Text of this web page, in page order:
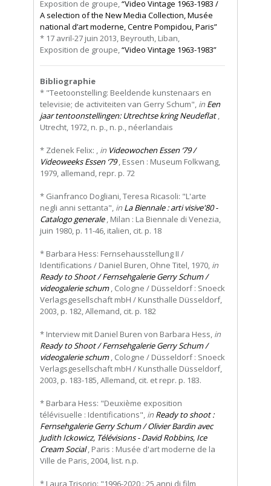
Exposition de groupe,“Video Vintage 1963-1983 /
A selection of the New Media Collection, Musée
national d’art moderne, Centre Pompidou, Paris”
* 17 avril-27 juin 2013, Beyrouth, Liban,
Exposition de groupe,“Video Vintage 1963-1983”
Bibliographie
* "Teetoonstelling: Beeldende kunstenaars en
televisie; de activiteiten van Gerry Schum", in Een
jaar tentoonstellingen: Utrechtse kring Neudeflat,
Utrecht, 1972, n. p., n. p., néerlandais
* Zdenek Felix: , in Videowochen Essen ‘79 /
Videoweeks Essen ‘79, Essen : Museum Folkwang,
1979, allemand, repr. p. 72
* Gianfranco Dogliani, Teresa Ricasoli: "L'arte
negli anni settanta", in La Biennale : arti visive'80 -
Catalogo generale, Milan : La Biennale di Venezia,
juin 1980, p. 11-46, italien, cit. p. 18
* Barbara Hess: Fernsehausstellung II /
Identifications / Daniel Buren, Ohne Titel, 1970, in
Ready to Shoot / Fernsehgalerie Gerry Schum /
videogalerie schum, Cologne / Düsseldorf : Snoeck
Verlagsgesellschaft mbH / Kunsthalle Düsseldorf,
2003, p. 182, Allemand, cit. p. 182
* Interview mit Daniel Buren von Barbara Hess, in
Ready to Shoot / Fernsehgalerie Gerry Schum /
videogalerie schum, Cologne / Düsseldorf : Snoeck
Verlagsgesellschaft mbH / Kunsthalle Düsseldorf,
2003, p. 183-185, Allemand, cit. et repr. p. 183.
* Barbara Hess: "Deuxième exposition
télévisuelle : Identifications", in Ready to shoot :
Fernsehgalerie Gerry Schum / Olivier Bardin avec
Judith Ickowicz, Télévisions - David Robbins, Ice
Cream Social, Paris : Musée d'art moderne de la
Ville de Paris, 2004, list. n.p.
* Laura Trisorio: "1996-2020 : 25 anni di film